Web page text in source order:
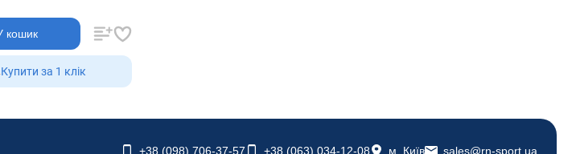
кошик
Купити за 1 клiк
+38 (098) 706-37-57 +38 (063) 034-12-08 м. Київ sales@rn-sport.ua